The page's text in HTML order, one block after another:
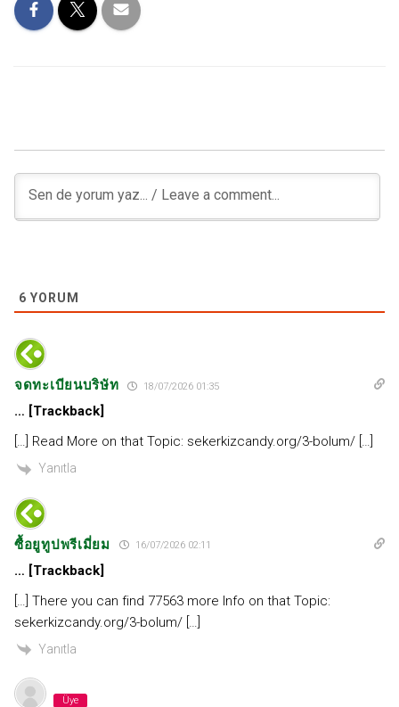
6 YORUM
จดทะเบียนบริษัท 18/07/2026 01:35
… [Trackback]
[…] Read More on that Topic: sekerkizcandy.org/3-bolum/ […]
Yanıtla
ซื้อยูทูปพรีเมี่ยม 16/07/2026 02:11
… [Trackback]
[…] There you can find 77563 more Info on that Topic:
sekerkizcandy.org/3-bolum/ […]
Yanıtla
Üye